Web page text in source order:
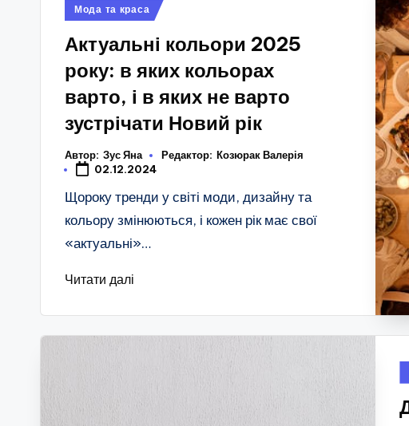
Опубліковано
Мода та краса
Актуальні кольори 2025
року: в яких кольорах
варто, і в яких не варто
зустрічати Новий рік
Автор: Зус Яна Редактор: Козюрак Валерія
02.12.2024
Щороку тренди у світі моди, дизайну та
кольору змінюються, і кожен рік має свої
«актуальні»…
Читати далі